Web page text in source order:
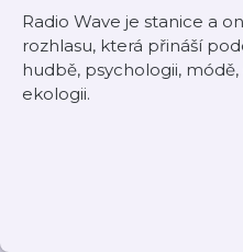
Radio Wave je stanice a
rozhlasu, která přináší
hudbě, psychologii,
ekologii.